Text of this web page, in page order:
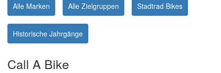
Alle Marken Alle Zielgruppen Stadtrad Bikes
Historische Jahrgänge
Call A Bike